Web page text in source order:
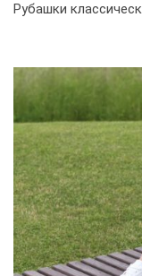
Рубашки